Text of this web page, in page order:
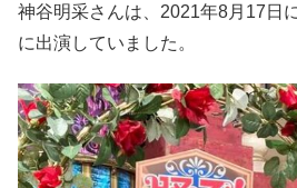
神谷明采さんは、2021年8月17日
に出演していました。